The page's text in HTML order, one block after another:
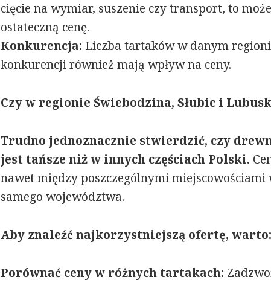
cięcie na wymiar, suszenie czy transport, to
ostateczną cenę.
Konkurencja: Liczba tartaków w danym
konkurencji również mają wpływ na ceny.
Czy w regionie Świebodzina, Słubic i
Trudno jednoznacznie stwierdzić, czy
jest tańsze niż w innych częściach Polski.
nawet między poszczególnymi miejscowościami
samego województwa.
Aby znaleźć najkorzystniejszą ofertę, warto:
Porównać ceny w różnych tartakach: